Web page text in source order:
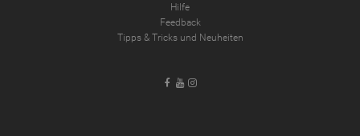
Hilfe
Feedback
Tipps & Tricks und Neuheiten
Facebook
YoutubeInstagram